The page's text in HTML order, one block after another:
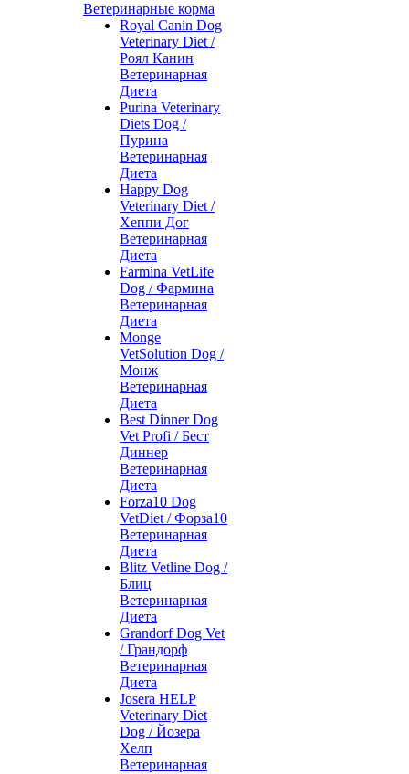
Ветеринарные корма
Royal Canin Dog
Veterinary Diet /
Роял Канин
Ветеринарная
Диета
Purina Veterinary
Diets Dog /
Пурина
Ветеринарная
Диета
Happy Dog
Veterinary Diet /
Хеппи Дог
Ветеринарная
Диета
Farmina VetLife
Dog / Фармина
Ветеринарная
Диета
Monge
VetSolution Dog /
Монж
Ветеринарная
Диета
Best Dinner Dog
Vet Profi / Бест
Диннер
Ветеринарная
Диета
Forza10 Dog
VetDiet / Форза10
Ветеринарная
Диета
Blitz Vetline Dog /
Блиц
Ветеринарная
Диета
Grandorf Dog Vet
/ Грандорф
Ветеринарная
Диета
Josera HELP
Veterinary Diet
Dog / Йозера
Хелп
Ветеринарная